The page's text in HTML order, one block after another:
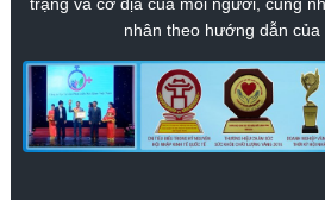
nhân theo hướng dẫn của